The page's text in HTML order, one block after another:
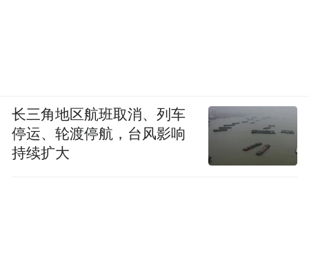
长三角地区航班取消、列车
停运、轮渡停航，台风影响
持续扩大